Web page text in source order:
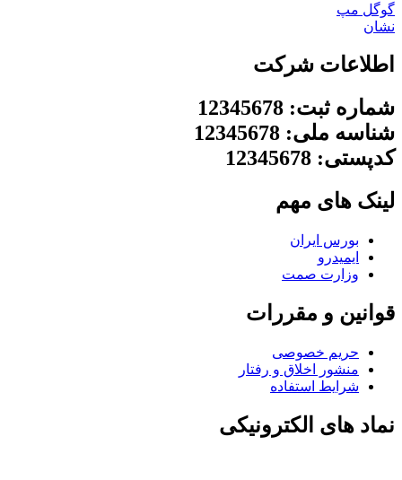
گوگل مپ
نشان
اطلاعات شرکت
شماره ثبت: 12345678
شناسه ملی: 12345678
کدپستی: 12345678
لینک های مهم
بورس ایران
ایمیدرو
وزارت صمت
قوانین و مقررات
حریم خصوصی
منشور اخلاق و رفتار
شرایط استفاده
نماد های الکترونیکی